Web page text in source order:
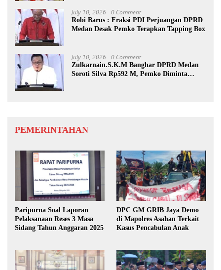
July 10, 2026 0 Comment
Robi Barus : Fraksi PDI Perjuangan DPRD
Medan Desak Pemko Terapkan Tapping Box
July 10, 2026 0 Comment
Zulkarnain.S.K.M Banghar DPRD Medan
Soroti Silva Rp592 M, Pemko Diminta
PEMERINTAHAN
Paripurna Soal Laporan
Pelaksanaan Reses 3 Masa
Sidang Tahun Anggaran 2025
DPC GM GRIB Jaya Demo
di Mapolres Asahan Terkait
Kasus Pencabulan Anak